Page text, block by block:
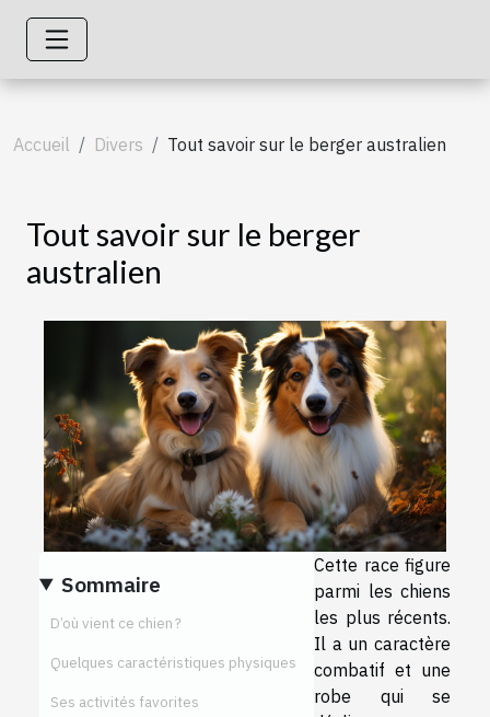
Accueil Divers Tout savoir sur le berger australien
Tout savoir sur le berger
australien
Sommaire
D’où vient ce chien ?
Quelques caractéristiques physiques
Ses activités favorites
Cette race figure
parmi les chiens
les plus récents.
Il a un caractère
combatif et une
robe qui se